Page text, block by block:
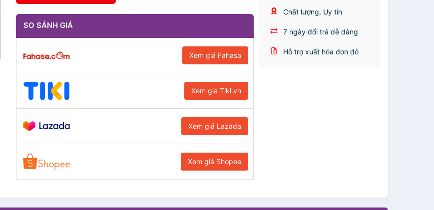
SO SÁNH GIÁ
Xem giá Fahasa
Xem giá Tiki.vn
Xem giá Lazada
Xem giá Shopee
Chất lượng, Uy tín
7 ngày đổi trả dễ dàng
Hỗ trợ xuất hóa đơn đỏ